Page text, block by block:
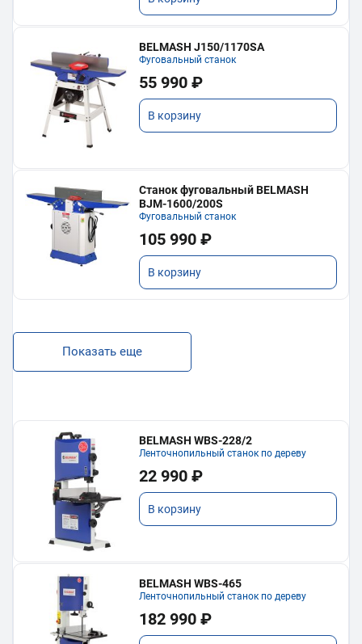
BELMASH J150/1170SA
Фуговальный станок
55 990 ₽
В корзину
Станок фуговальный BELMASH
BJM-1600/200S
Фуговальный станок
105 990 ₽
В корзину
Показать еще
BELMASH WBS-228/2
Ленточнопильный станок по дереву
22 990 ₽
В корзину
BELMASH WBS-465
Ленточнопильный станок по дереву
182 990 ₽